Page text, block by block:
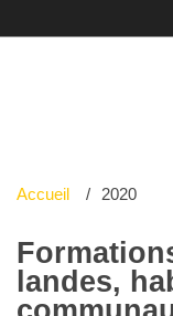
Accueil 2020
landes,